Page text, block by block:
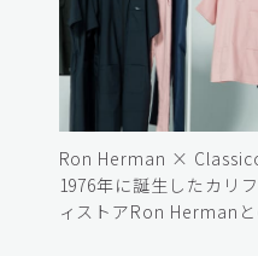
Ron Herman ×
1976年に誕生したカリ
ィストアRon Herman